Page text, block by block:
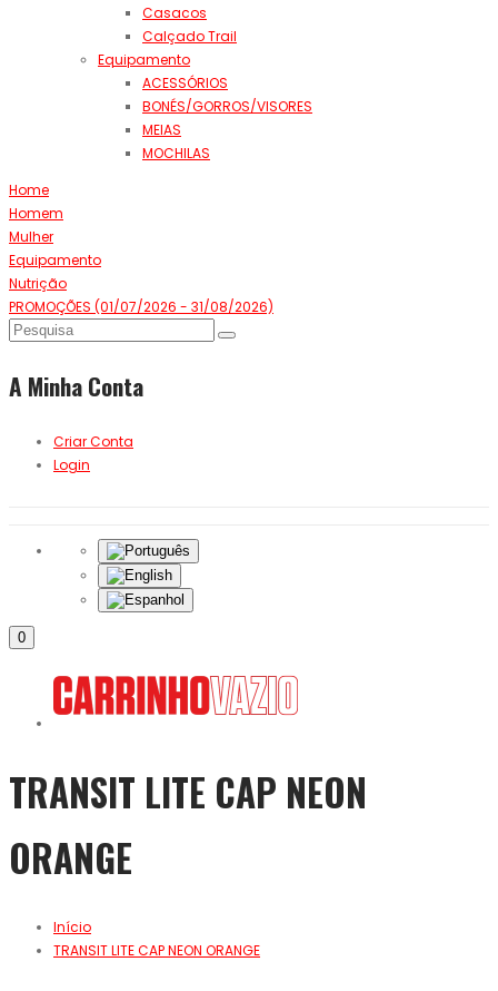
Casacos
Calçado Trail
Equipamento
ACESSÓRIOS
BONÉS/GORROS/VISORES
MEIAS
MOCHILAS
Home
Homem
Mulher
Equipamento
Nutrição
PROMOÇÕES (01/07/2026 - 31/08/2026)
A Minha Conta
Criar Conta
Login
0
TRANSIT LITE CAP NEON
ORANGE
Início
TRANSIT LITE CAP NEON ORANGE